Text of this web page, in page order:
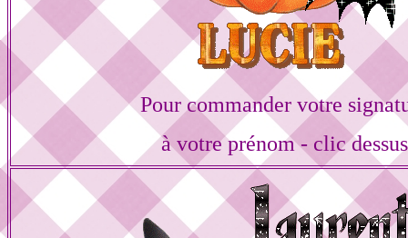
Pour commander votre
à votre prénom - clic dessus